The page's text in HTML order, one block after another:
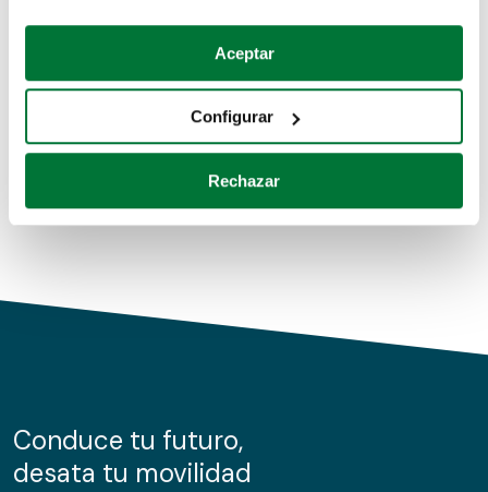
Si lo permite, también quisiéramos:
Recopilar información sobre su ubicación geográfica
Identificar su dispositivo analizándolo activamente
para buscar características específicas (huellas
Obtenga más información sobre cómo se procesan sus
de cookies.
información sobre el uso que haga del sitio web con
nuestros partners de redes sociales, publicidad y análisis
Aceptar
Configurar
Rechazar
Coches de segunda mano
Coches de km0
Conduce tu futuro,
desata tu movilidad